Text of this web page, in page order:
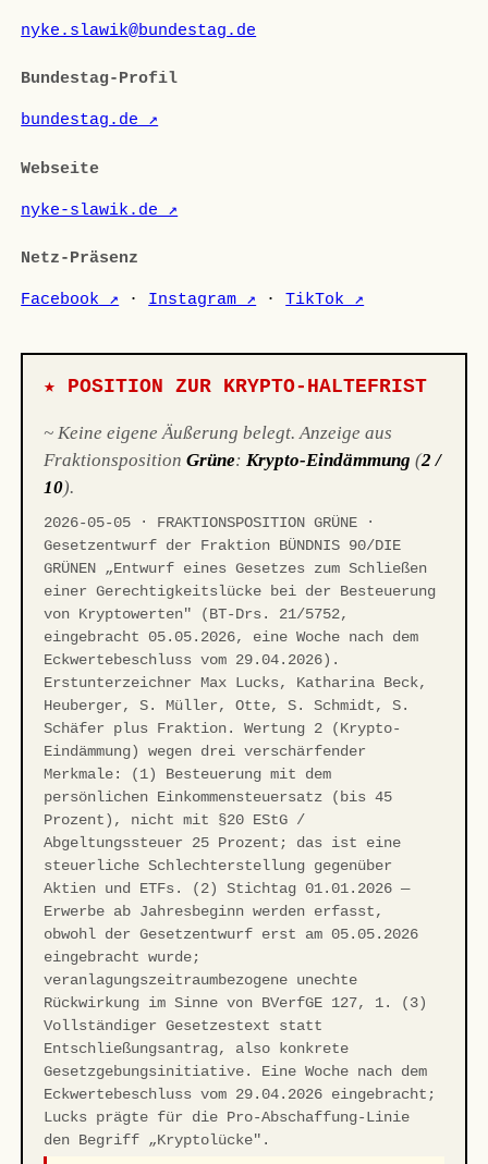
nyke.slawik@bundestag.de
Bundestag-Profil
bundestag.de ↗
Webseite
nyke-slawik.de ↗
Netz-Präsenz
Facebook ↗ · Instagram ↗ ·TikTok ↗
★ POSITION ZUR KRYPTO-HALTEFRIST
~ Keine eigene Äußerung belegt. Anzeige aus
FraktionspositionGrüne:Krypto-Eindämmung (2 /
10).
2026-05-05 · FRAKTIONSPOSITION GRÜNE ·
Gesetzentwurf der Fraktion BÜNDNIS 90/DIE
GRÜNEN „Entwurf eines Gesetzes zum Schließen
einer Gerechtigkeitslücke bei der Besteuerung
von Kryptowerten" (BT-Drs. 21/5752,
eingebracht 05.05.2026, eine Woche nach dem
Eckwertebeschluss vom 29.04.2026).
Erstunterzeichner Max Lucks, Katharina Beck,
Heuberger, S. Müller, Otte, S. Schmidt, S.
Schäfer plus Fraktion. Wertung 2 (Krypto-
Eindämmung) wegen drei verschärfender
Merkmale: (1) Besteuerung mit dem
persönlichen Einkommensteuersatz (bis 45
Prozent), nicht mit §20 EStG /
Abgeltungssteuer 25 Prozent; das ist eine
steuerliche Schlechterstellung gegenüber
Aktien und ETFs. (2) Stichtag 01.01.2026 —
Erwerbe ab Jahresbeginn werden erfasst,
obwohl der Gesetzentwurf erst am 05.05.2026
eingebracht wurde;
veranlagungszeitraumbezogene unechte
Rückwirkung im Sinne von BVerfGE 127, 1. (3)
Vollständiger Gesetzestext statt
Entschließungsantrag, also konkrete
Gesetzgebungsinitiative. Eine Woche nach dem
Eckwertebeschluss vom 29.04.2026 eingebracht;
Lucks prägte für die Pro-Abschaffung-Linie
den Begriff „Kryptolücke".